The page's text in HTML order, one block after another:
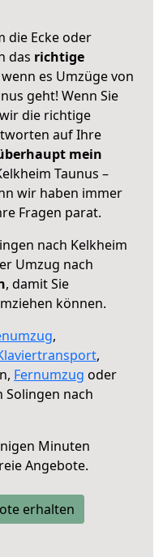
die Ecke oder
das richtige
es Umzüge von
geht! Wenn Sie
die richtige
auf Ihre
mein
Taunus –
wir haben immer
Fragen parat.
nach Kelkheim
Umzug nach
, damit Sie
können.
,
,
Fernumzug oder
Solingen nach
Minuten
Angebote.
erhalten